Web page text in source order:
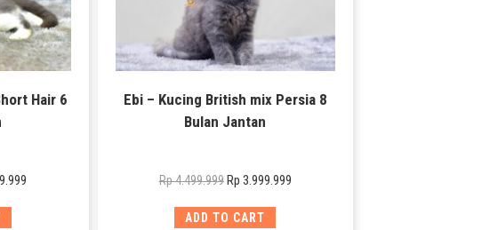
Hair 6
Ebi – Kucing British mix Persia 8
Bulan Jantan
Rp4.499.999 Rp 3.999.999
ADD TO CART